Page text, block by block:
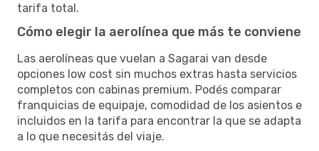
tarifa total.
Cómo elegir la aerolínea que más te conviene
Las aerolíneas que vuelan a Sagarai van desde
opciones low cost sin muchos extras hasta servicios
completos con cabinas premium. Podés comparar
franquicias de equipaje, comodidad de los asientos e
incluidos en la tarifa para encontrar la que se adapta
a lo que necesitás del viaje.